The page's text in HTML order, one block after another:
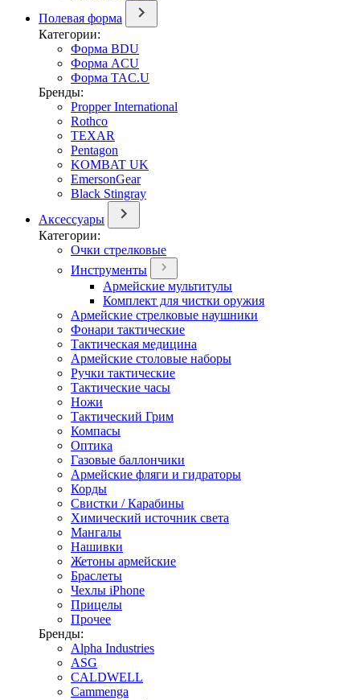
Полевая форма
Категории:
Форма BDU
Форма ACU
Форма TAC.U
Бренды:
Propper International
Rothco
TEXAR
Pentagon
KOMBAT UK
EmersonGear
Black Stingray
Аксессуары
Категории:
Очки стрелковые
Инструменты
Армейские мультитулы
Комплект для чистки оружия
Армейские стрелковые наушники
Фонари тактические
Тактическая медицина
Армейские столовые наборы
Ручки тактические
Тактические часы
Ножи
Тактический Грим
Компасы
Оптика
Газовые баллончики
Армейские фляги и гидраторы
Корды
Свистки / Карабины
Химический источник света
Мангалы
Нашивки
Жетоны армейские
Браслеты
Чехлы iPhone
Прицелы
Прочее
Бренды:
Alpha Industries
ASG
CALDWELL
Cammenga